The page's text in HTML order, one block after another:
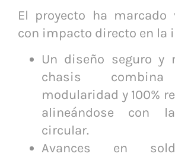
El proyecto ha marcado
con impacto directo en la
Un diseño seguro y
chasis combina
modularidad y 100%
alineándose con
circular.
Avances en